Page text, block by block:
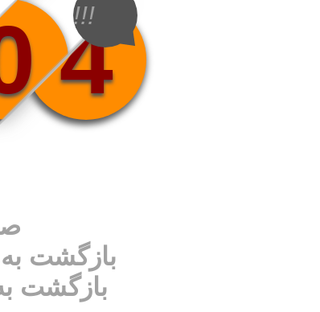
4
!!!
بازگشت
بازگشت